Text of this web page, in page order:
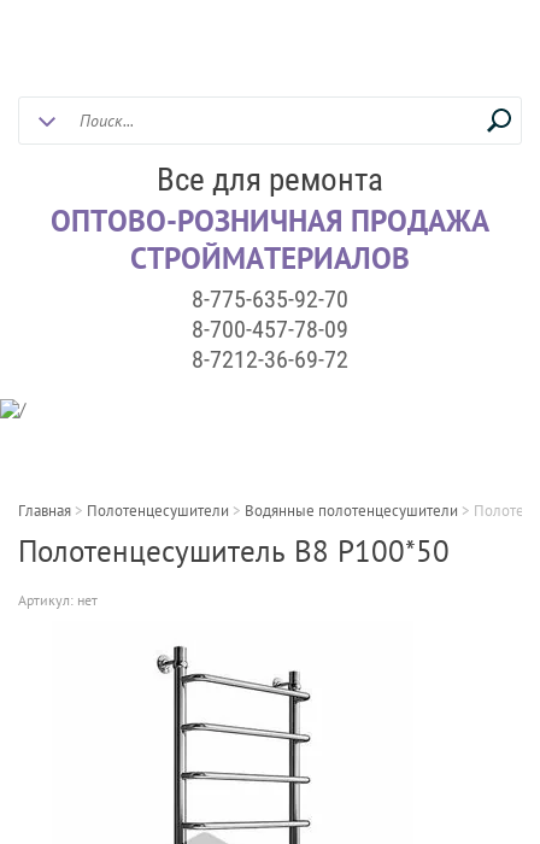
Все для ремонта
ОПТОВО-РОЗНИЧНАЯ ПРОДАЖА
СТРОЙМАТЕРИАЛОВ
8-775-635-92-70
8-700-457-78-09
8-7212-36-69-72
Главная > Полотенцесушители > Водянные полотенцесушители >
Полотенцесушитель В8 Р100*50
Артикул: нет